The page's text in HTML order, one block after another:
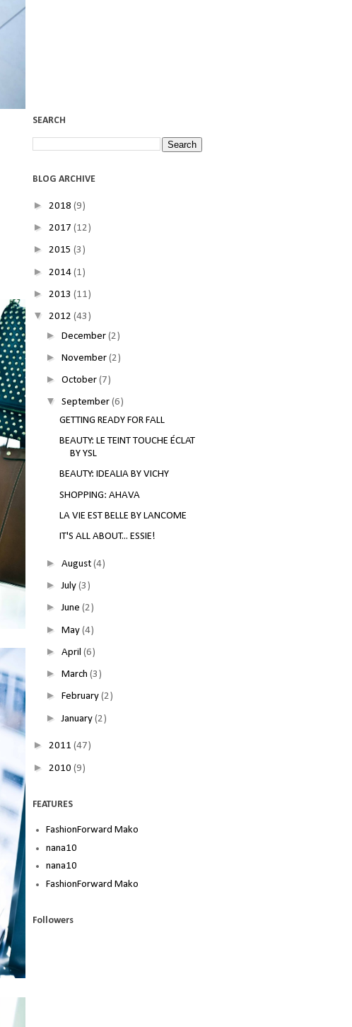
SEARCH
BLOG ARCHIVE
► 2018 (9)
► 2017 (12)
► 2015 (3)
► 2014 (1)
► 2013 (11)
▼ 2012 (43)
► December (2)
► November (2)
► October (7)
▼ September (6)
GETTING READY FOR FALL
BEAUTY: LE TEINT TOUCHE ÉCLAT
BY YSL
BEAUTY: IDEALIA BY VICHY
SHOPPING: AHAVA
LA VIE EST BELLE BY LANCOME
IT'S ALL ABOUT... ESSIE!
► August (4)
►July (3)
►June (2)
► May (4)
► April (6)
► March (3)
► February (2)
►January (2)
► 2011 (47)
► 2010 (9)
FEATURES
FashionForward Mako
nana10
nana10
FashionForward Mako
Followers